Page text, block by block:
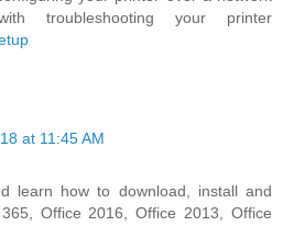
troubleshooting your printer
at 11:45 AM
learn how to download, install and
Office 2016, Office 2013, Office